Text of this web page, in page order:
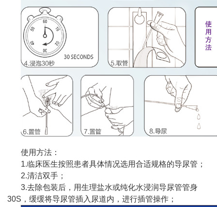
使用方法：
1.临床医生按照患者具体情况选用合适规格的导尿管；
2.清洁双手；
3.去除包装后，用生理盐水或纯化水浸润导尿管管身
30S，缓缓将导尿管插入尿道内，进行插管操作；